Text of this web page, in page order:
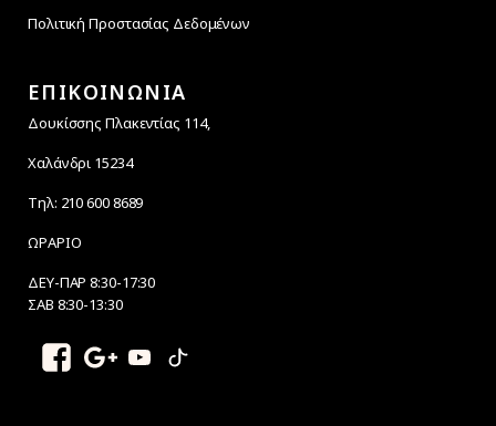
Πολιτική Προστασίας Δεδομένων
ΕΠΙΚΟΙΝΩΝΙΑ
Δουκίσσης Πλακεντίας 114,
Χαλάνδρι 15234
Τηλ: 210 600 8689
ΩΡΑΡΙΟ
ΔΕΥ-ΠΑΡ 8:30-17:30
ΣΑΒ 8:30-13:30